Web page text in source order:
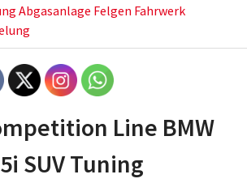
Abgasanlage Felgen Fahrwerk
Line BMW
SUV Tuning